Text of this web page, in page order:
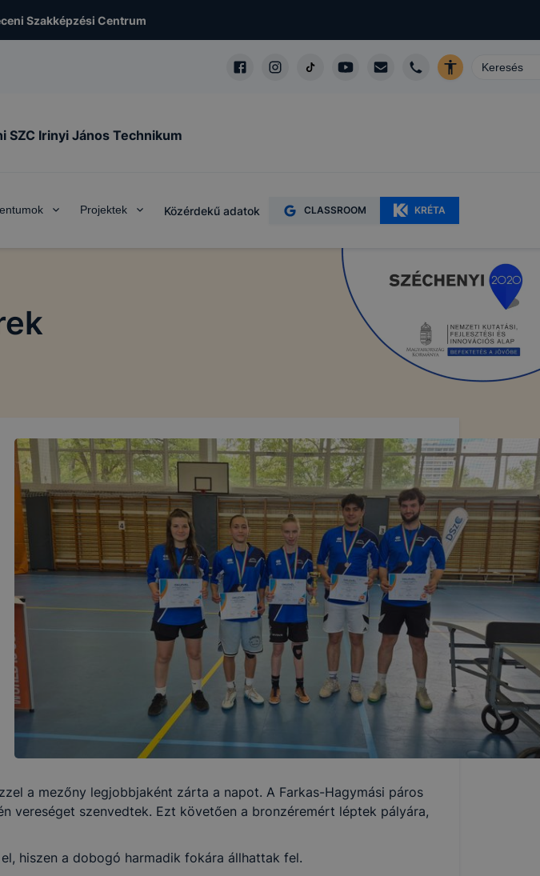
Szakképzési Centrum
SZC Irinyi János Technikum
Projektek Közérdekű adatok CLASSROOM KRÉTA
a mezőny legjobbjaként zárta a napot. A Farkas-Hagymási páros
vereséget szenvedtek. Ezt követően a bronzéremért léptek pályára,
hiszen a dobogó harmadik fokára állhattak fel.